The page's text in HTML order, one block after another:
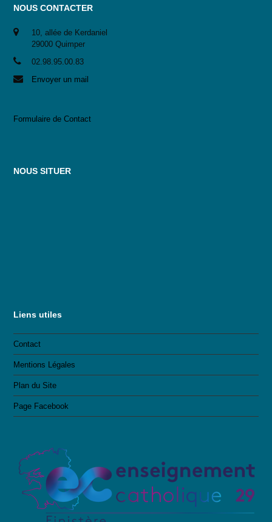
NOUS CONTACTER
10, allée de Kerdaniel
29000 Quimper
02.98.95.00.83
Envoyer un mail
Formulaire de Contact
NOUS SITUER
Liens utiles
Contact
Mentions Légales
Plan du Site
Page Facebook